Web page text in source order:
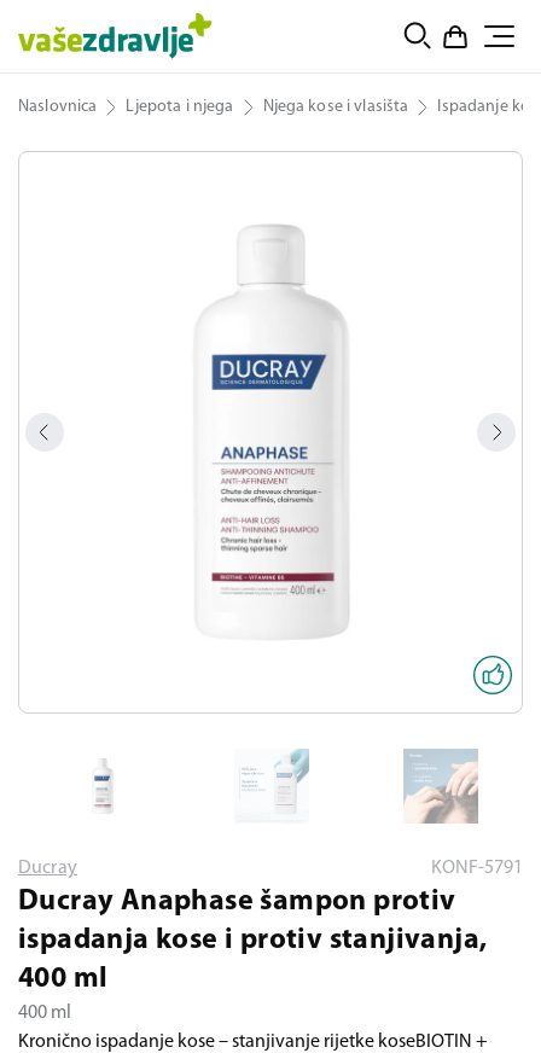
Naslovnica Ljepota i njega Njega kose i vlasišta Ispadanje
Ducray KONF-5791
Ducray Anaphase šampon protiv
ispadanja kose i protiv stanjivanja,
400 ml
400 ml
Kronično ispadanje kose – stanjivanje rijetke koseBIOTIN +